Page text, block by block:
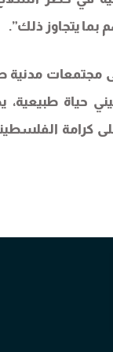
بما يتجاوز ذلك”.
مجتمعات
حياة